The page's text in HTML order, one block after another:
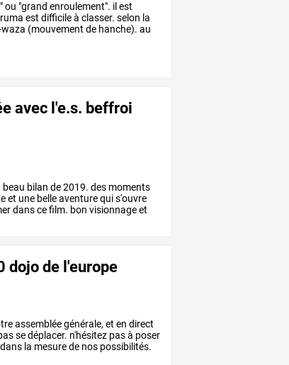
ou "grand enroulement". il est
est difficileà classer. selon la
waza (mouvement de hanche). au
avec l'e.s. beffroi
beau bilan de2019. des moments
et une belleaventurequis'ouvre
danscefilm. bon visionnageet
dojo de l'europe
assembléegénérale, et en direct
sedéplacer. n'hésitez pasà poser
dans la mesurede nos possibilités.